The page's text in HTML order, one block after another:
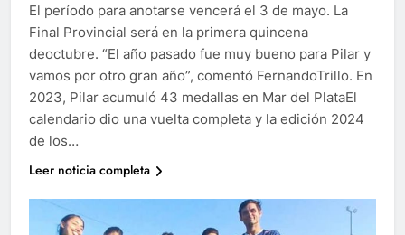
El período para anotarse vencerá el 3 de mayo. La
Final Provincial será en la primera quincena
deoctubre. “El año pasado fue muy bueno para Pilar y
vamos por otro gran año”, comentó FernandoTrillo. En
2023, Pilar acumuló 43 medallas en Mar del PlataEl
calendario dio una vuelta completa y la edición 2024
de los…
Leer noticia completa